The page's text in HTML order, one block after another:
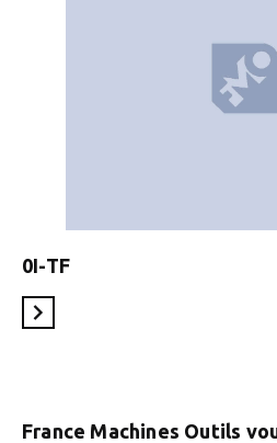
0I-TF
En savoir plus
France Machines Outils